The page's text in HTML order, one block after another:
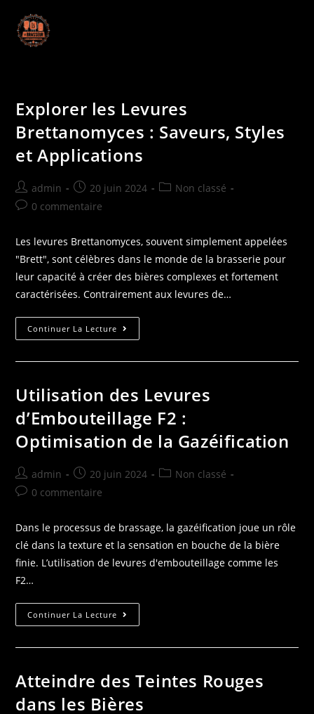
Explorer les Levures
Brettanomyces : Saveurs, Styles
et Applications
admin 20 juin 2024
Non classé
0 commentaire
Les levures Brettanomyces, souvent simplement appelées
"Brett", sont célèbres dans le monde de la brasserie pour
leur capacité à créer des bières complexes et fortement
caractérisées. Contrairement aux levures de…
Continuer La Lecture
Utilisation des Levures
d’Embouteillage F2 :
Optimisation de la Gazéification
admin 20 juin 2024
Non classé
0 commentaire
Dans le processus de brassage, la gazéification joue un rôle
clé dans la texture et la sensation en bouche de la bière
finie. L’utilisation de levures d'embouteillage comme les
F2…
Continuer La Lecture
Atteindre des Teintes Rouges
dans les Bières